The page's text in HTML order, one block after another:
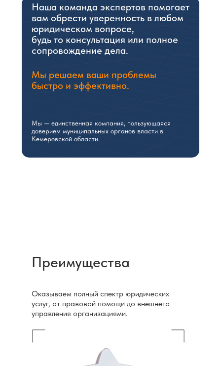
Наша команда экспертов помогает
вам обрести уверенность в любом
юридическом вопросе,
будь то консультация или полное
сопровождение дела.
Мы решаем ваши проблемы
быстро и эффективно.
Мы — единственная компания, пользующаяся
доверием муниципальных органов власти в
Кемеровской области.
Преимущества
Оказываем полный спектр юридических
услуг, от правовой помощи до внешнего
управления организациями.